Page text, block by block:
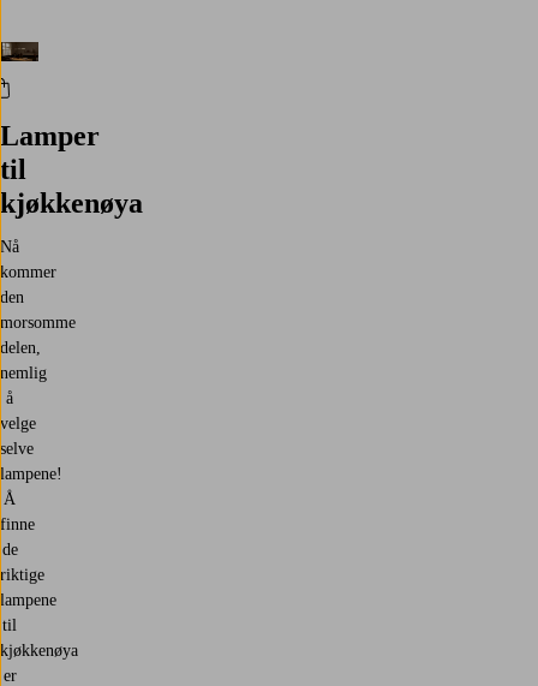
Lamper
til
kjøkkenøya
Nå
kommer
den
morsomme
delen,
nemlig
å
velge
selve
lampene!
Å
finne
de
riktige
lampene
til
kjøkkenøya
er